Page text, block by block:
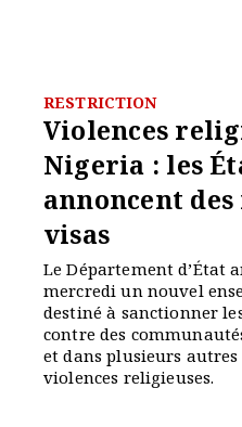
RESTRICTION
Violences
Nigeria : les
annoncent
visas
Le Département d’État
mercredi un nouvel
destiné à sanctionner
contre des
et dans plusieurs autres
violences religieuses.